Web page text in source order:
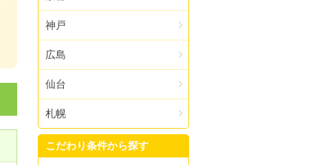
神戸
広島
仙台
札幌
こだわり条件から探す